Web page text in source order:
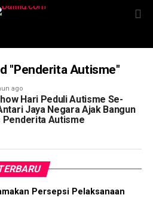
"Penderita Autisme"
ago
Hari Peduli Autisme Se-
Jaya Negara Ajak Bangun
Penderita Autisme
Persepsi Pelaksanaan